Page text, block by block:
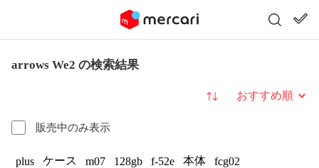
arrows We2 の検索結果
販売中のみ表示
並び替え
plus ケース m07 128gb f-52e 本体
fcg02